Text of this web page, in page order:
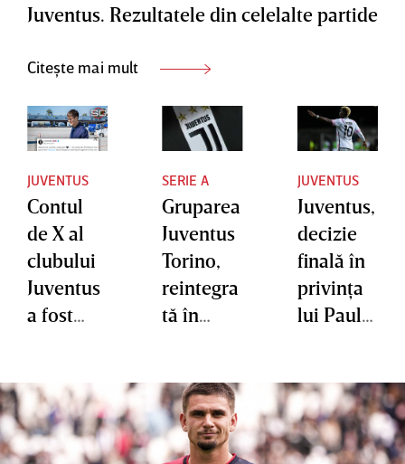
Juventus. Rezultatele din celelalte partide
Citește mai mult
JUVENTUS
Contul
de X al
clubului
Juventus
a fost
privind
transferu
l lui Arda
SERIE A
Gruparea
Juventus
Torino,
reintegra
tă în
nă a
Cluburilo
r
JUVENTUS
Juventus,
decizie
finală în
privinţa
lui Paul